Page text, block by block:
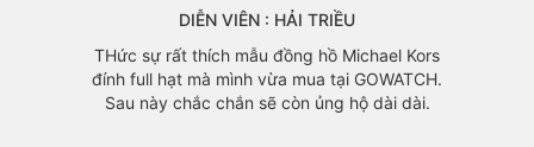
DIỄN VIÊN : HẢI TRIỀU
THức sự rất thích mẫu đồng hồ Michael Kors
đính full hạt mà mình vừa mua tại GOWATCH.
Sau này chắc chắn sẽ còn ủng hộ dài dài.